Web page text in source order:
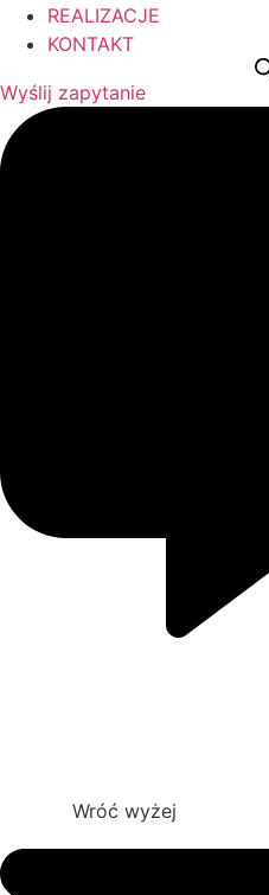
REALIZACJE
KONTAKT
Wyślij zapytanie
Wróć wyżej